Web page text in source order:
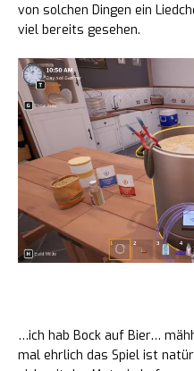
von solchen Dingen ein
viel bereits gesehen.
…ich hab Bock auf Bier…
mal ehrlich das Spiel ist